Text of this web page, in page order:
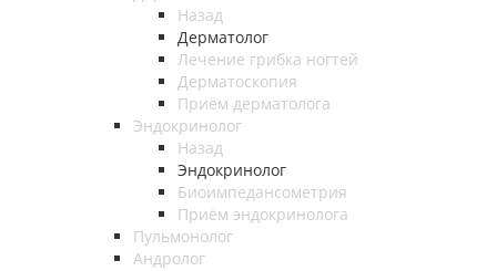
Назад
Дерматолог
Лечение грибка ногтей
Дерматоскопия
Приём дерматолога
Эндокринолог
Назад
Эндокринолог
Биоимпедансометрия
Приём эндокринолога
Пульмонолог
Андролог